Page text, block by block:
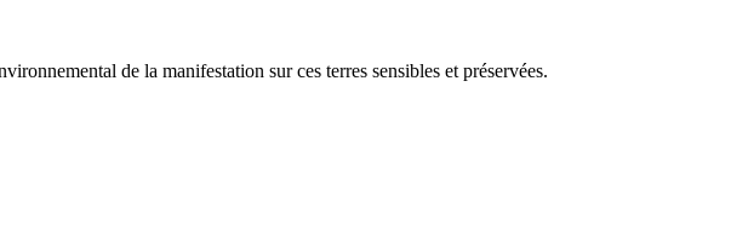
de la manifestation sur ces terres sensibles et préservées.